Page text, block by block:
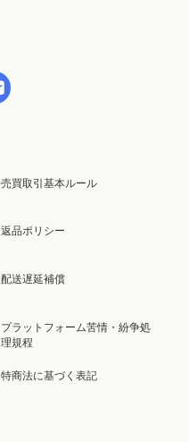
売買取引基本ルール
返品ポリシー
配送遅延補償
プラットフォーム苦情・紛争処
理規程
特商法に基づく表記